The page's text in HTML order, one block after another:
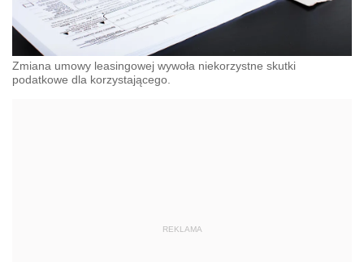
Zmiana umowy leasingowej wywoła niekorzystne skutki
podatkowe dla korzystającego.